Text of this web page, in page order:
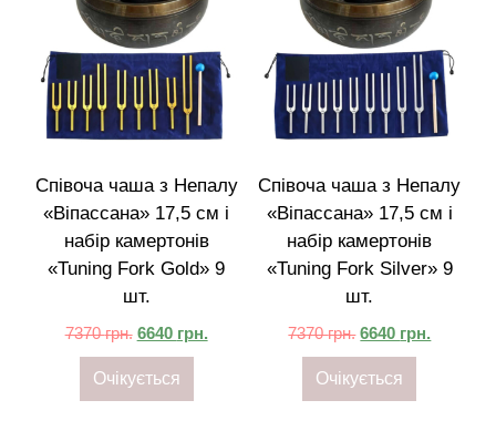
Співоча чаша з Непалу
«Віпассана» 17,5 см і
набір камертонів
«Tuning Fork Gold» 9
шт.
7370грн. 6640 грн.
Очікується
Співоча чаша з Непалу
«Віпассана» 17,5 см і
набір камертонів
«Tuning Fork Silver» 9
шт.
7370грн. 6640 грн.
Очікується